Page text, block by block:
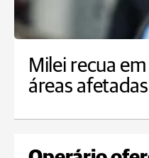
Milei recua
áreas